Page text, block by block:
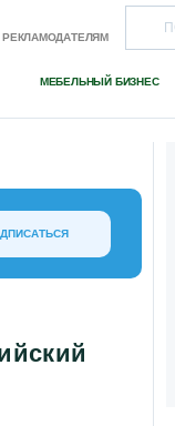
РЕКЛАМОДАТЕЛЯМ
МЕБЕЛЬНЫЙ БИЗНЕС